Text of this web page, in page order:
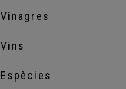
Vinagres
Vins
Espècies